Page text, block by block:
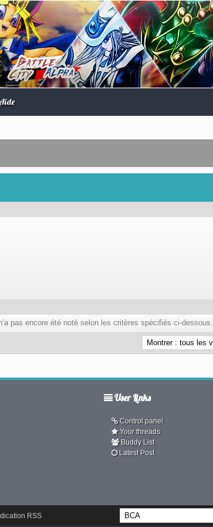
pas encore été noté selon les critères spécifiés ci-dessous.
User Links
Control panel
Your threads
Buddy List
Latest Post
RSS